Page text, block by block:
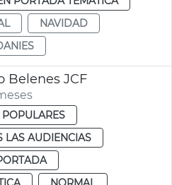
NAVIDAD
Belenes JCF
POPULARES
LAS AUDIENCIAS